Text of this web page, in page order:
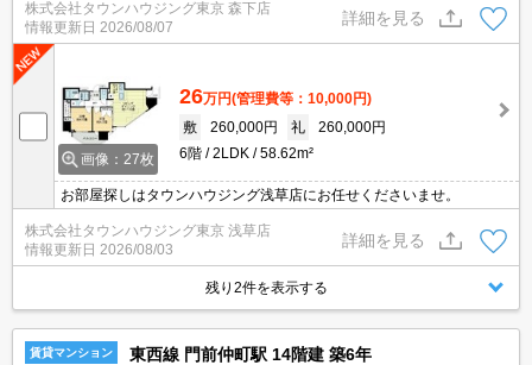
株式会社タウンハウジング東京 森下店
情報更新日 2026/08/07
詳細を見る
画像：27枚
26万円(管理費等：10,000円)
敷
260,000円 礼
260,000円
6階
2LDK 58.62m²
お部屋探しはタウンハウジング浅草店にお任せくださいませ。
株式会社タウンハウジング東京 浅草店
情報更新日 2026/08/03
詳細を見る
残り2件を表示する
賃貸マンション 東西線 門前仲町駅 14階建 築6年